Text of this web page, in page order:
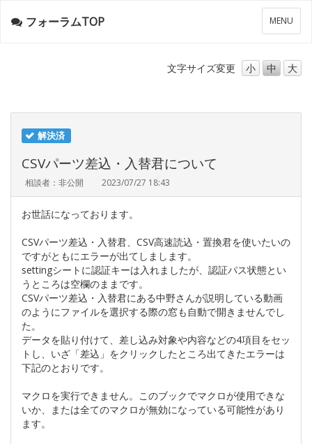
メ
ニ
ー
MENU
フォーラムTOP
文字サイズ変更 小 中 大
解決済
CSVパーツ差込・入替君について
相談者：非公開 2023/07/27 18:43
お世話になっております。
CSVパーツ差込・入替君、CSV高速読込・置換君を使いたいの
ですがともにエラーが出てしまします。
settingシートに認証キーは入れましたが、認証パス状態とい
うところは空欄のままです。
CSVパーツ差込・入替君にある中野さんが説明している動画
のようにファイルを選択する際の窓も自動で開きませんでし
た。
データを貼り付けて、差し込み対象や内容などの4項目をセッ
トし、いざ「差込」をクリックしたところ出てきたエラーは
下記のとおりです。
マクロを実行できません。このブックでマクロが使用できな
いか、または全てのマクロが無効になっている可能性があり
ます。